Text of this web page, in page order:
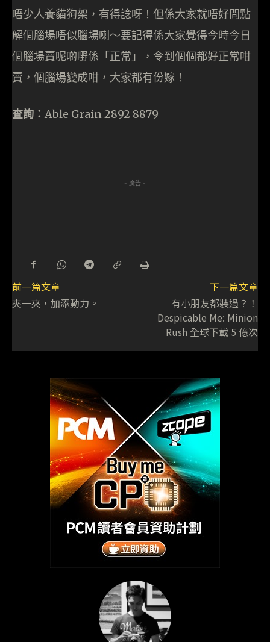
唔少人養貓狗架，有得諗呀！但係大家就唔好問點
解個腦場唔似腦場喇～要記得係大家覺得今時今日
個腦場賣呢啲嘢係「正常」，令到個個都好正常咁
賣，個腦場變成咁，大家都有份嫁！
查詢： Able Grain 2892 8879
- 廣告 -
前一篇文章
夾一夾，加添動力。
下一篇文章
有小朋友都裝過？！
Despicable Me: Minion
Rush 全球下載 5 億次